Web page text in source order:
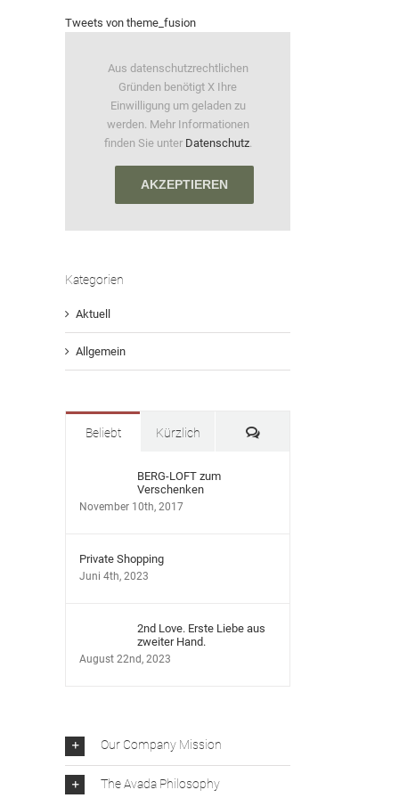
Tweets von theme_fusion
Aus datenschutzrechtlichen
Gründen benötigt X Ihre
Einwilligung um geladen zu
werden. Mehr Informationen
finden Sie unter Datenschutz.
AKZEPTIEREN
Kategorien
Aktuell
Allgemein
Beliebt Kürzlich Kommentare
BERG-LOFT zum
Verschenken
November 10th, 2017
Private Shopping
Juni 4th, 2023
2nd Love. Erste Liebe aus
zweiter Hand.
August 22nd, 2023
Our Company Mission
The Avada Philosophy